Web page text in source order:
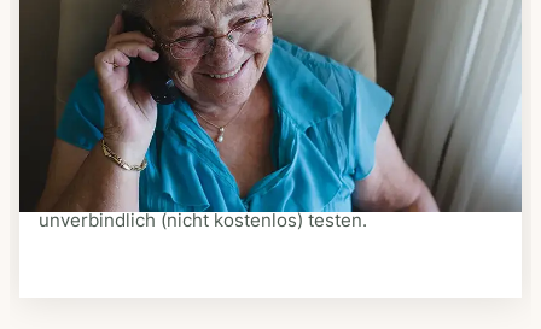
Bestellen & liefern lassen
Suchen Sie sich aus dem Speiseplan Ihres Anbieters
aus, was Ihnen schmeckt. Bestellen Sie telefonisch,
schriftlich oder im Online-Shop Ihres Anbieters.
Ein Kurier liefert Ihnen das bestellte Essen zum
vereinbarten Zeitpunkt nach Hause. Bei vielen
Anbietern können Sie Essen auf Rädern auch
unverbindlich (nicht kostenlos) testen.